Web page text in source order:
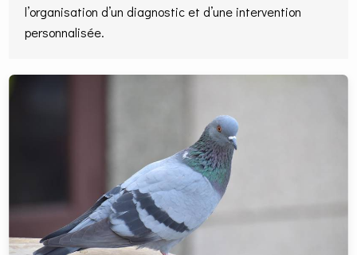
l’organisation d’un diagnostic et d’une intervention
personnalisée.